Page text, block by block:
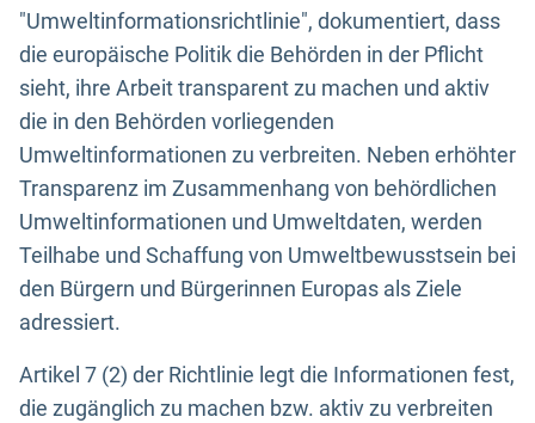
"Umweltinformationsrichtlinie", dokumentiert, dass
die europäische Politik die Behörden in der Pflicht
sieht, ihre Arbeit transparent zu machen und aktiv
die in den Behörden vorliegenden
Umweltinformationen zu verbreiten. Neben erhöhter
Transparenz im Zusammenhang von behördlichen
Umweltinformationen und Umweltdaten, werden
Teilhabe und Schaffung von Umweltbewusstsein bei
den Bürgern und Bürgerinnen Europas als Ziele
adressiert.
Artikel 7 (2) der Richtlinie legt die Informationen fest,
die zugänglich zu machen bzw. aktiv zu verbreiten